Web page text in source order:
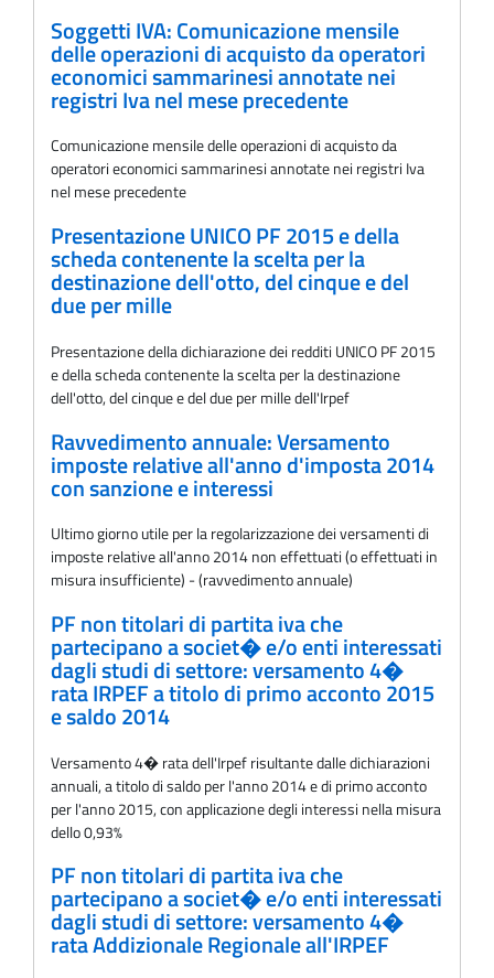
Soggetti IVA: Comunicazione mensile
delle operazioni di acquisto da operatori
economici sammarinesi annotate nei
registri Iva nel mese precedente
Comunicazione mensile delle operazioni di acquisto da
operatori economici sammarinesi annotate nei registri Iva
nel mese precedente
Presentazione UNICO PF 2015 e della
scheda contenente la scelta per la
destinazione dell'otto, del cinque e del
due per mille
Presentazione della dichiarazione dei redditi UNICO PF 2015
e della scheda contenente la scelta per la destinazione
dell'otto, del cinque e del due per mille dell'Irpef
Ravvedimento annuale: Versamento
imposte relative all'anno d'imposta 2014
con sanzione e interessi
Ultimo giorno utile per la regolarizzazione dei versamenti di
imposte relative all'anno 2014 non effettuati (o effettuati in
misura insufficiente) - (ravvedimento annuale)
PF non titolari di partita iva che
partecipano a societ� e/o enti interessati
dagli studi di settore: versamento 4�
rata IRPEF a titolo di primo acconto 2015
e saldo 2014
Versamento 4� rata dell'Irpef risultante dalle dichiarazioni
annuali, a titolo di saldo per l'anno 2014 e di primo acconto
per l'anno 2015, con applicazione degli interessi nella misura
dello 0,93%
PF non titolari di partita iva che
partecipano a societ� e/o enti interessati
dagli studi di settore: versamento 4�
rata Addizionale Regionale all'IRPEF